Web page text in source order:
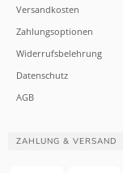
Versandkosten
Zahlungsoptionen
Widerrufsbelehrung
Datenschutz
AGB
ZAHLUNG & VERSAND